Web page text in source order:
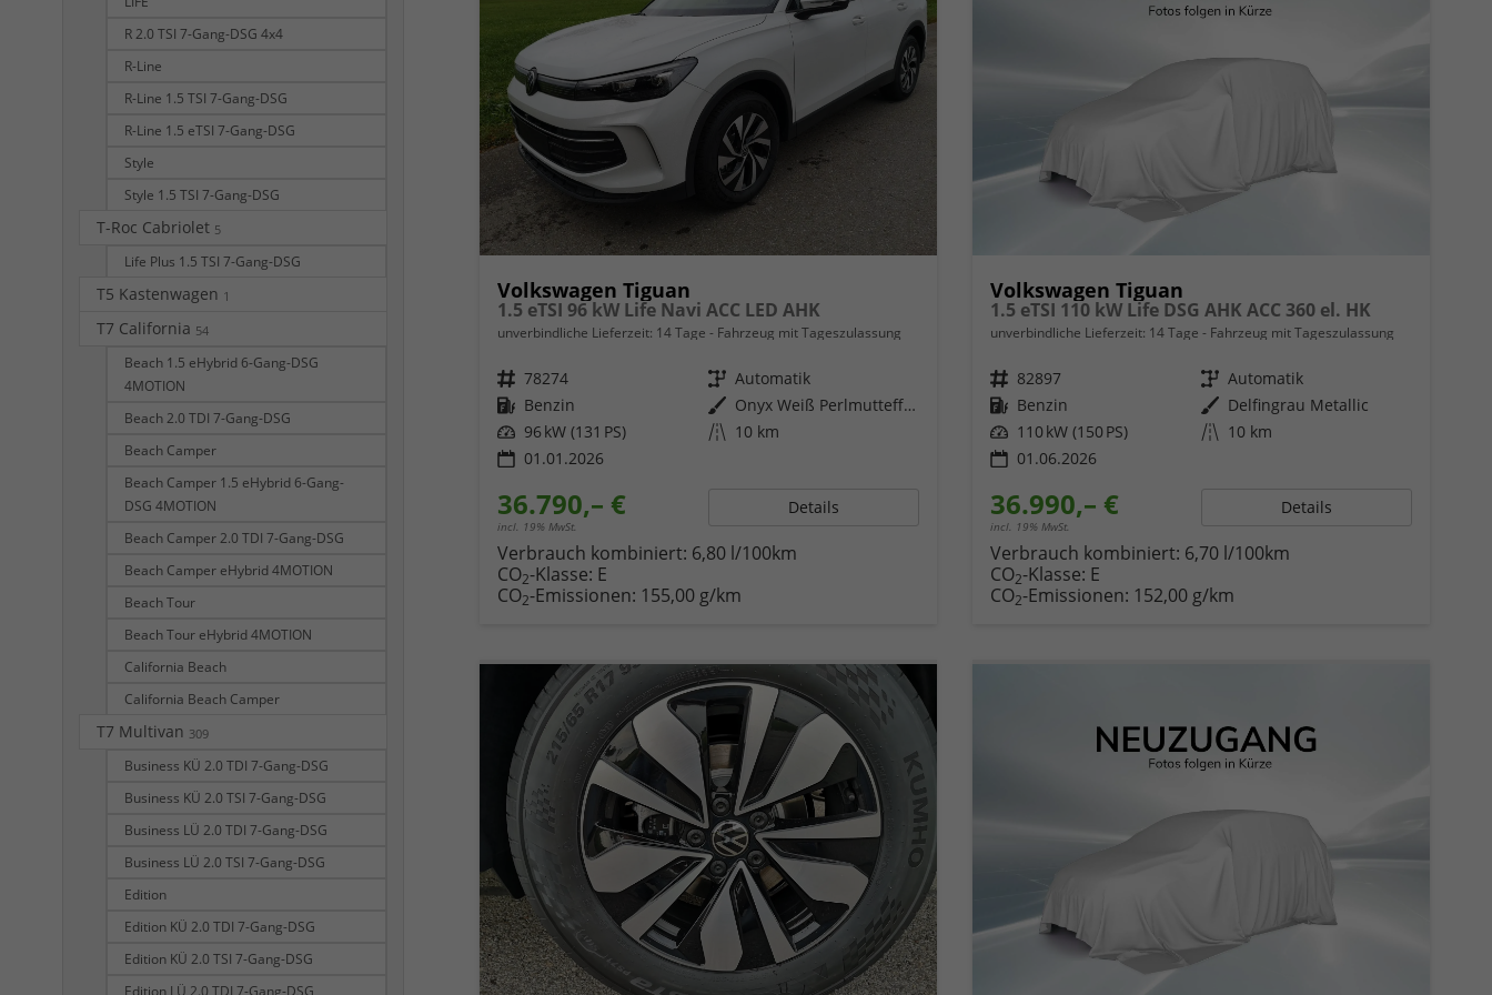
Volkswagen Tiguan
1.5 eTSI 96 kW Life Navi ACC LED AHK
unverbindliche Lieferzeit: 14 Tage Fahrzeug mit Tageszulassung
Fahrzeugnr. 78274 Getriebe Automatik
Kraftstoff Benzin Außenfarbe
Onyx Weiß Perlmutteffekt
Leistung 96 kW (131 PS) Kilometerstand 10 km
01.01.2026
36.790,– €
incl. 19% MwSt.
Details
Verbrauch kombiniert: 6,80 l/100km
CO2-Klasse: E
CO2-Emissionen: 155,00 g/km
Volkswagen Tiguan
1.5 eTSI 110 kW Life DSG AHK ACC 360 el. HK
unverbindliche Lieferzeit: 14 Tage Fahrzeug mit Tageszulassung
Fahrzeugnr. 82897 Getriebe Automatik
Kraftstoff Benzin Außenfarbe Delfingrau Metallic
Leistung 110 kW (150 PS) Kilometerstand 10 km
01.06.2026
36.990,– €
incl. 19% MwSt.
Details
Verbrauch kombiniert: 6,70 l/100km
CO2-Klasse: E
CO2-Emissionen: 152,00 g/km
R 2.0 TSI 7-Gang-DSG 4x4
R-Line
R-Line 1.5 TSI 7-Gang-DSG
R-Line 1.5 eTSI 7-Gang-DSG
Style
Style 1.5 TSI 7-Gang-DSG
T-Roc Cabriolet 5
Life Plus 1.5 TSI 7-Gang-DSG
T5 Kastenwagen 1
T7 California 54
Beach 1.5 eHybrid 6-Gang-DSG
4MOTION
Beach 2.0 TDI 7-Gang-DSG
Beach Camper
Beach Camper 1.5 eHybrid 6-Gang-
DSG 4MOTION
Beach Camper 2.0 TDI 7-Gang-DSG
Beach Camper eHybrid 4MOTION
Beach Tour
Beach Tour eHybrid 4MOTION
California Beach
California Beach Camper
T7 Multivan 309
Business KÜ 2.0 TDI 7-Gang-DSG
Business KÜ 2.0 TSI 7-Gang-DSG
Business LÜ 2.0 TDI 7-Gang-DSG
Business LÜ 2.0 TSI 7-Gang-DSG
Edition
Edition KÜ 2.0 TDI 7-Gang-DSG
Edition KÜ 2.0 TSI 7-Gang-DSG